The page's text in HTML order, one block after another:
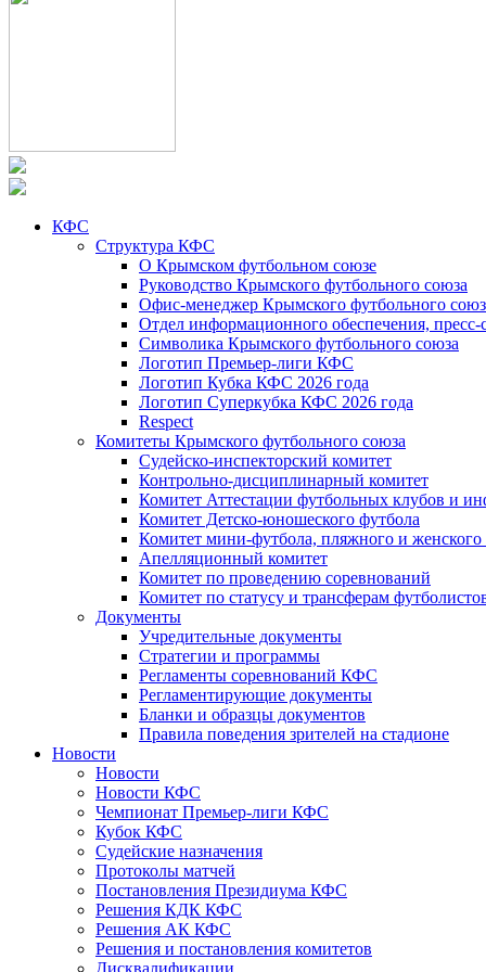
КФС
Структура КФС
О Крымском футбольном союзе
Руководство Крымского футбольного союза
Офис-менеджер Крымского футбольного
Отдел информационного обеспечения, пресс-
Символика Крымского футбольного союза
Логотип Премьер-лиги КФС
Логотип Кубка КФС 2026 года
Логотип Суперкубка КФС 2026 года
Respect
Комитеты Крымского футбольного союза
Судейско-инспекторский комитет
Контрольно-дисциплинарный комитет
Комитет Аттестации футбольных клубов и
Комитет Детско-юношеского футбола
Комитет мини-футбола, пляжного и женского
Апелляционный комитет
Комитет по проведению соревнований
Комитет по статусу и трансферам
Документы
Учредительные документы
Стратегии и программы
Регламенты соревнований КФС
Регламентирующие документы
Бланки и образцы документов
Правила поведения зрителей на стадионе
Новости
Новости
Новости КФС
Чемпионат Премьер-лиги КФС
Кубок КФС
Судейские назначения
Протоколы матчей
Постановления Президиума КФС
Решения КДК КФС
Решения АК КФС
Решения и постановления комитетов
Дисквалификации